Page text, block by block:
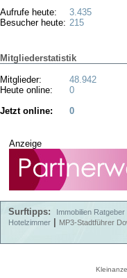
Aufrufe heute:
Besucher heute:
3.435
215
Mitgliederstatistik
Mitglieder:
Heute online:
48.942
0
Jetzt online:
0
Anzeige
Surftipps: Immobilien Ratgeber
Hotelzimmer
MP3-Stadtführer